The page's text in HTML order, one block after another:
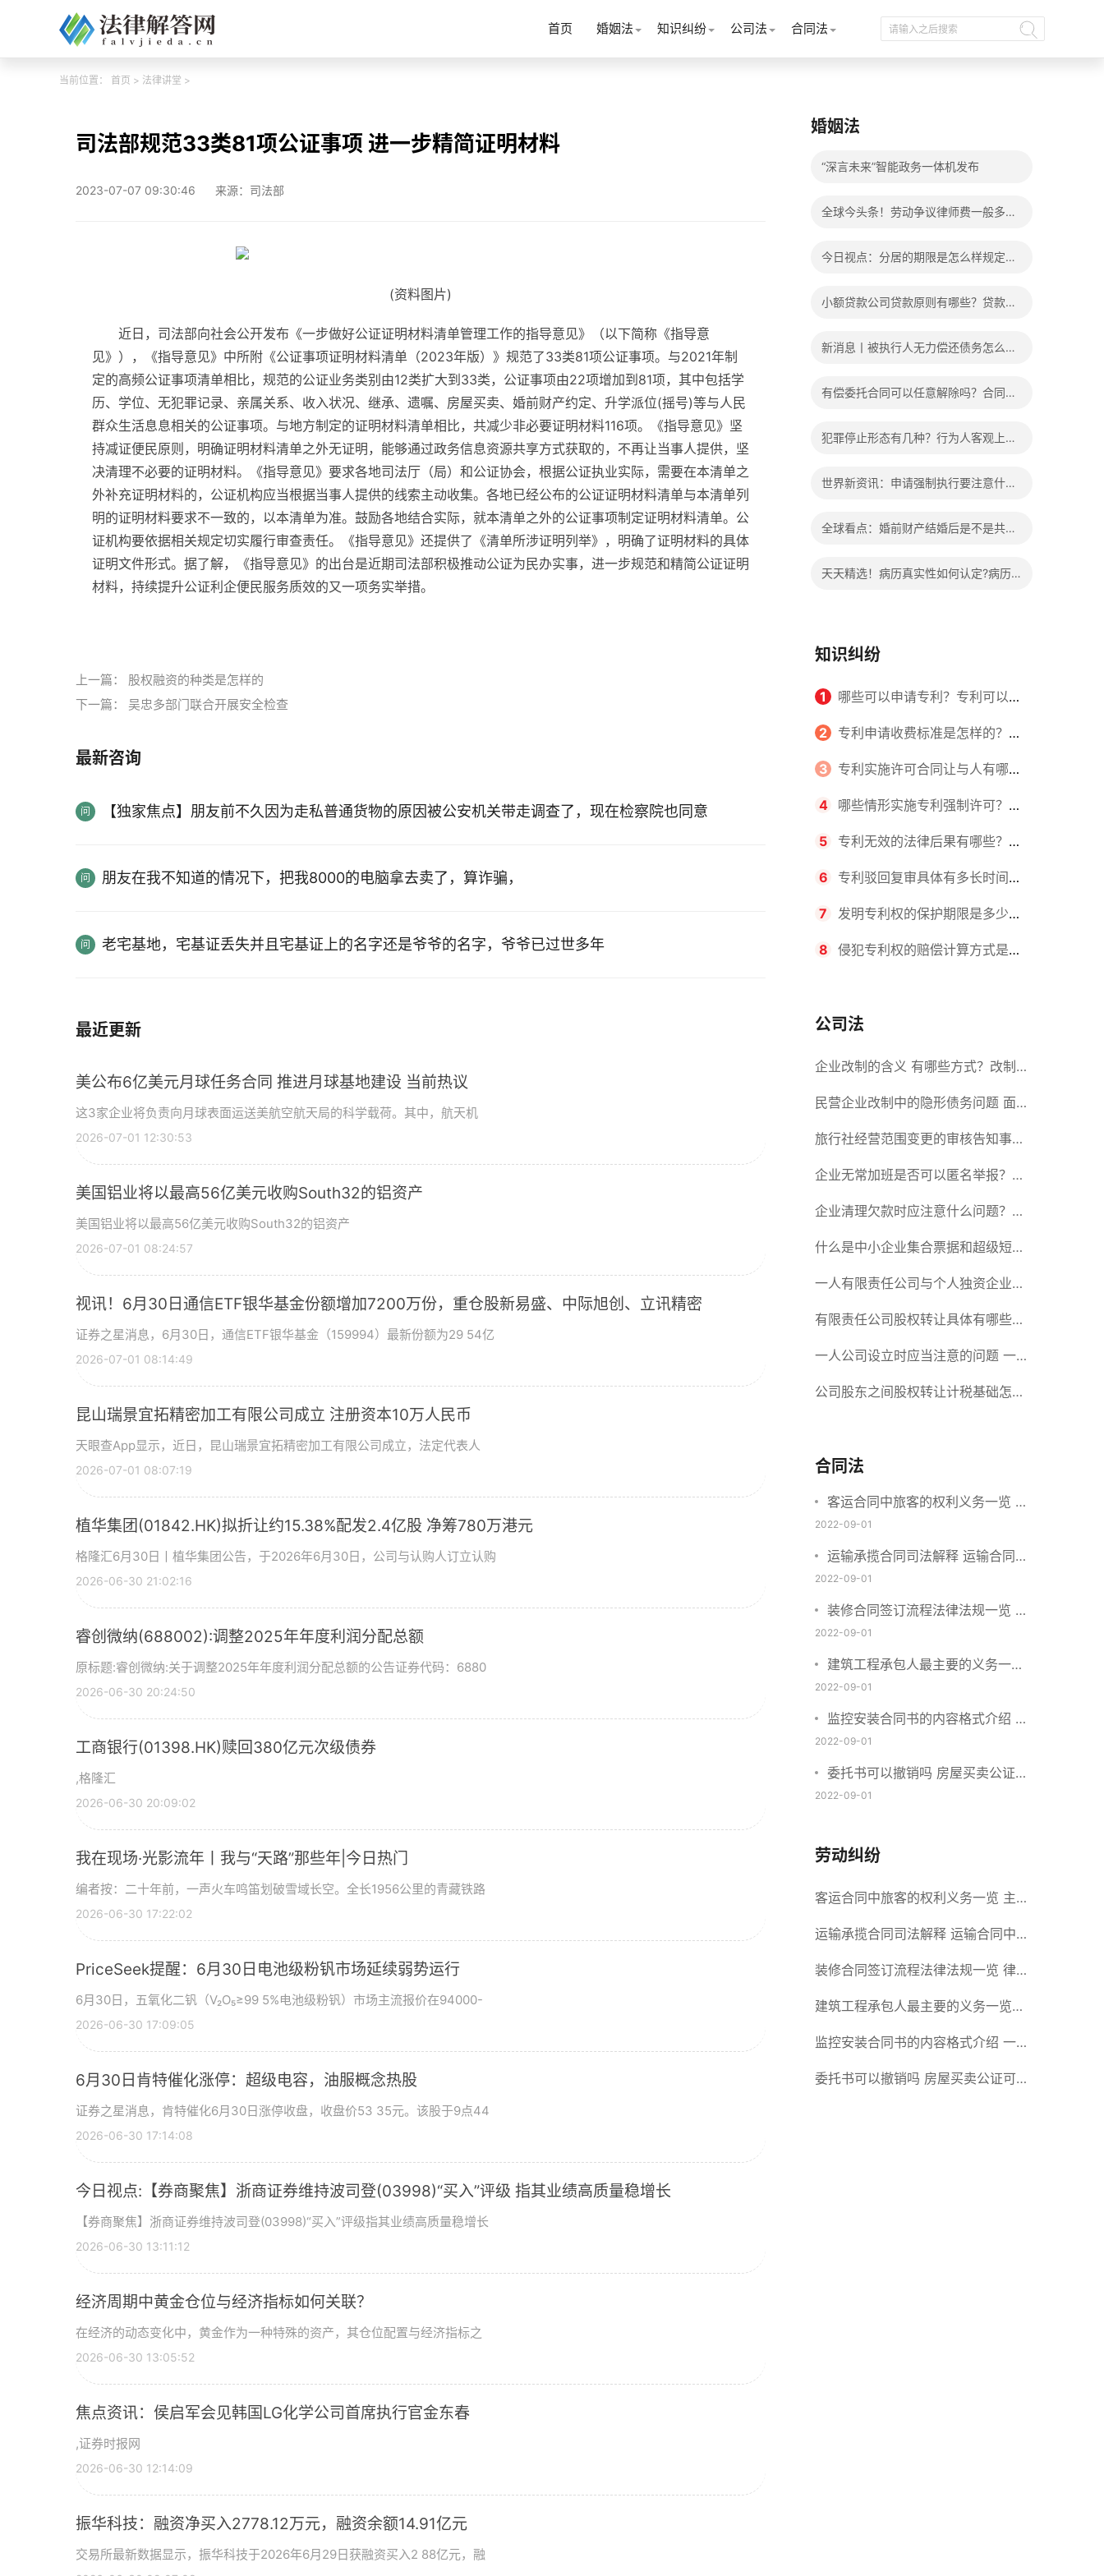
首页 婚姻法 知识纠纷 公司法 合同法
当前位置： 首页 > 法律讲堂 >
司法部规范33类81项公证事项 进一步精简证明材料
2023-07-07 09:30:46 来源：司法部
(资料图片)
近日，司法部向社会公开发布《一步做好公证证明材料清单管理工作的指导意见》（以下简称《指导意
见》），《指导意见》中所附《公证事项证明材料清单（2023年版）》规范了33类81项公证事项。与2021年制
定的高频公证事项清单相比，规范的公证业务类别由12类扩大到33类，公证事项由22项增加到81项，其中包括学
历、学位、无犯罪记录、亲属关系、收入状况、继承、遗嘱、房屋买卖、婚前财产约定、升学派位(摇号)等与人民
群众生活息息相关的公证事项。与地方制定的证明材料清单相比，共减少非必要证明材料116项。《指导意见》坚
持减证便民原则，明确证明材料清单之外无证明，能够通过政务信息资源共享方式获取的，不再让当事人提供，坚
决清理不必要的证明材料。《指导意见》要求各地司法厅（局）和公证协会，根据公证执业实际，需要在本清单之
外补充证明材料的，公证机构应当根据当事人提供的线索主动收集。各地已经公布的公证证明材料清单与本清单列
明的证明材料要求不一致的，以本清单为准。鼓励各地结合实际，就本清单之外的公证事项制定证明材料清单。公
证机构要依据相关规定切实履行审查责任。《指导意见》还提供了《清单所涉证明列举》，明确了证明材料的具体
证明文件形式。据了解，《指导意见》的出台是近期司法部积极推动公证为民办实事，进一步规范和精简公证证明
材料，持续提升公证利企便民服务质效的又一项务实举措。
上一篇： 股权融资的种类是怎样的
下一篇： 吴忠多部门联合开展安全检查
最新咨询
【独家焦点】朋友前不久因为走私普通货物的原因被公安机关带走调查了，现在检察院也同意
朋友在我不知道的情况下，把我8000的电脑拿去卖了，算诈骗，
老宅基地，宅基证丢失并且宅基证上的名字还是爷爷的名字，爷爷已过世多年
最近更新
美公布6亿美元月球任务合同 推进月球基地建设 当前热议
这3家企业将负责向月球表面运送美航空航天局的科学载荷。其中，航天机
2026-07-01 12:30:53
美国铝业将以最高56亿美元收购South32的铝资产
美国铝业将以最高56亿美元收购South32的铝资产
2026-07-01 08:24:57
视讯！6月30日通信ETF银华基金份额增加7200万份，重仓股新易盛、中际旭创、立讯精密
证券之星消息，6月30日，通信ETF银华基金（159994）最新份额为29 54亿
2026-07-01 08:14:49
昆山瑞景宜拓精密加工有限公司成立 注册资本10万人民币
天眼查App显示，近日，昆山瑞景宜拓精密加工有限公司成立，法定代表人
2026-07-01 08:07:19
植华集团(01842.HK)拟折让约15.38%配发2.4亿股 净筹780万港元
格隆汇6月30日丨植华集团公告，于2026年6月30日，公司与认购人订立认购
2026-06-30 21:02:16
睿创微纳(688002):调整2025年年度利润分配总额
原标题:睿创微纳:关于调整2025年年度利润分配总额的公告证券代码：6880
2026-06-30 20:24:50
工商银行(01398.HK)赎回380亿元次级债券
,格隆汇
2026-06-30 20:09:02
我在现场·光影流年丨我与“天路”那些年|今日热门
编者按：二十年前，一声火车鸣笛划破雪域长空。全长1956公里的青藏铁路
2026-06-30 17:22:02
PriceSeek提醒：6月30日电池级粉钒市场延续弱势运行
6月30日，五氧化二钒（V₂O₅≥99 5%电池级粉钒）市场主流报价在94000-
2026-06-30 17:09:05
6月30日肯特催化涨停：超级电容，油服概念热股
证券之星消息，肯特催化6月30日涨停收盘，收盘价53 35元。该股于9点44
2026-06-30 17:14:08
今日视点:【券商聚焦】浙商证券维持波司登(03998)“买入”评级 指其业绩高质量稳增长
【券商聚焦】浙商证券维持波司登(03998)“买入”评级指其业绩高质量稳增长
2026-06-30 13:11:12
经济周期中黄金仓位与经济指标如何关联？
在经济的动态变化中，黄金作为一种特殊的资产，其仓位配置与经济指标之
2026-06-30 13:05:52
焦点资讯：侯启军会见韩国LG化学公司首席执行官金东春
,证券时报网
2026-06-30 12:14:09
振华科技：融资净买入2778.12万元，融资余额14.91亿元
交易所最新数据显示，振华科技于2026年6月29日获融资买入2 88亿元，融
婚姻法
“深言未来”智能政务一体机发布
全球今头条！劳动争议律师费一般多少
今日视点：分居的期限是怎么样规定
小额贷款公司贷款原则有哪些？贷款不
新消息丨被执行人无力偿还债务怎么
有偿委托合同可以任意解除吗？合同无
犯罪停止形态有几种？行为人客观上实
世界新资讯：申请强制执行要注意什么
全球看点：婚前财产结婚后是不是共同
天天精选！病历真实性如何认定?病历
知识纠纷
1 哪些可以申请专利？专利可以同
时多个人一起申请吗？
2 专利申请收费标准是怎样的？申
请不同类型的专利所需要的钱不同
3 专利实施许可合同让与人有哪些
主要义务？专利实施许可合同与专利
许可合同有什么区别？
4 哪些情形实施专利强制许可？专
利强制许可的前提条件是什么？
5 专利无效的法律后果有哪些？专
利的无效情形有哪些？
6 专利驳回复审具体有多长时间？
哪些情况下专利申请可能被驳回？
7 发明专利权的保护期限是多少
年？非专利发明人是否有专利申请
8 侵犯专利权的赔偿计算方式是什
间？
公司法
企业改制的含义 有哪些方式？改制
后国企员工属于什么性质？
民营企业改制中的隐形债务问题 面
对隐形债务问题应该如何解决？
旅行社经营范围变更的审核告知事项
旅游业的发展现状和趋势
企业无常加班是否可以匿名举报？强
制加班公司没有加班费怎么办？
企业清理欠款时应注意什么问题？企
业短期借款需要注意哪些事项？
什么是中小企业集合票据和超级短期
融资券？一起来了解一下吧！
一人有限责任公司与个人独资企业的
区别 这些知识你都知道吗？
有限责任公司股权转让具体有哪些形
式？来了解下这五种形式
一人公司设立时应当注意的问题 一
人公司的特征
公司股东之间股权转让计税基础怎么
合什么要件？
合同法
客运合同中旅客的权利义务一览 主
要包括这些内容
2022-09-01
运输承揽合同司法解释 运输合同中
承运人的义务有哪些
2022-09-01
装修合同签订流程法律法规一览 律
师解答
2022-09-01
建筑工程承包人最主要的义务一览
承包合同内容介绍
2022-09-01
监控安装合同书的内容格式介绍 一
般包括这些条款
2022-09-01
委托书可以撤销吗 房屋买卖公证可
否撤销
2022-09-01
劳动纠纷
客运合同中旅客的权利义务一览 主
要包括这些内容
运输承揽合同司法解释 运输合同中
承运人的义务有哪些
装修合同签订流程法律法规一览 律
师解答
建筑工程承包人最主要的义务一览
承包合同内容介绍
监控安装合同书的内容格式介绍 一
般包括这些条款
委托书可以撤销吗 房屋买卖公证可